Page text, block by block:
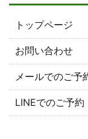
トップページ
お問い合わせ
メールでのご予
LINEでのご予約